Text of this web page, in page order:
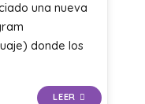
una nueva
donde los
LEER